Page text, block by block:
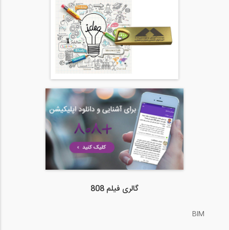
گالری فیلم 808
BIM